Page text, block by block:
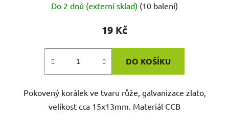
Do 2 dnů (externí sklad) (10 balení)
19 Kč
DO KOŠÍKU
Pokovený korálek ve tvaru růže, galvanizace zlato,
velikost cca 15x13mm. Materiál CCB